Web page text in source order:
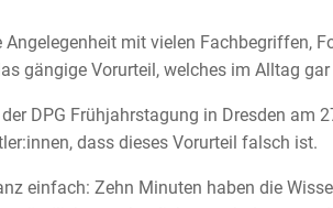
Angelegenheit mit vielen Fachbegriffen,
gängige Vorurteil, welches im Alltag
DPG Frühjahrstagung in Dresden am
dass dieses Vorurteil falsch ist.
einfach: Zehn Minuten haben die